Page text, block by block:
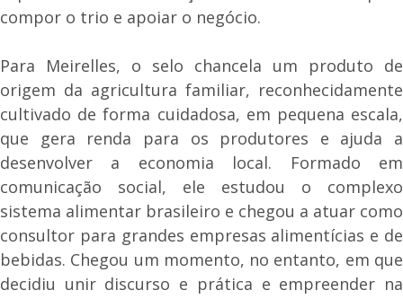
compor o trio e apoiar o negócio.
Para Meirelles, o selo chancela um produto de
origem da agricultura familiar, reconhecidamente
cultivado de forma cuidadosa, em pequena escala,
que gera renda para os produtores e ajuda a
desenvolver a economia local. Formado em
comunicação social, ele estudou o complexo
sistema alimentar brasileiro e chegou a atuar como
consultor para grandes empresas alimentícias e de
bebidas. Chegou um momento, no entanto, em que
decidiu unir discurso e prática e empreender na